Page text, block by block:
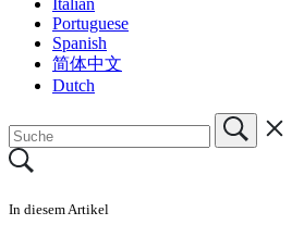
Portuguese
Spanish
简体中文
Dutch
In diesem Artikel